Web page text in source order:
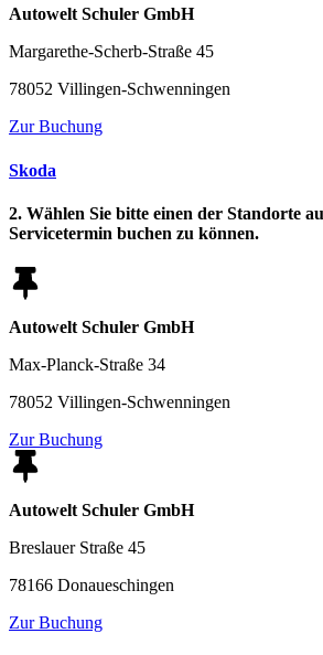
Autowelt Schuler GmbH
Margarethe-Scherb-Straße 45
78052 Villingen-Schwenningen
Zur Buchung
Skoda
2. Wählen Sie bitte einen der Standorte
Servicetermin buchen zu können.
Autowelt Schuler GmbH
Max-Planck-Straße 34
78052 Villingen-Schwenningen
Zur Buchung
Autowelt Schuler GmbH
Breslauer Straße 45
78166 Donaueschingen
Zur Buchung